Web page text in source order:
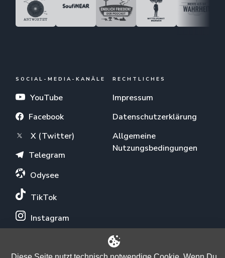
SOCIAL-MEDIA-KANÄLE
YouTube
Facebook
X (Twitter)
Telegram
Odysee
TikTok
Instagram
RECHTLICHES
Impressum
Datenschutzerklärung
Allgemeine
Nutzungsbedingungen